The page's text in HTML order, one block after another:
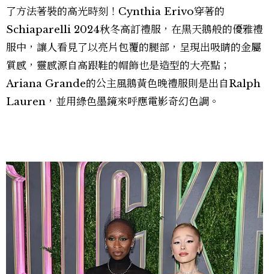
了方法著裝的高光時刻！Cynthia Erivo穿著的
Schiaparelli 2024秋冬高訂禮服，在黑天鵝般的優雅禮
服中，讓人看見了以亮片包覆的腿部，呈現出吸睛的金屬
質感，靈感源自高跟鞋的帽飾也是造型的大亮點；
Ariana Grande的公主風鵝黃色晚禮服則是出自Ralph
Lauren，並用綠色墨鏡來呼應電影奇幻色調。